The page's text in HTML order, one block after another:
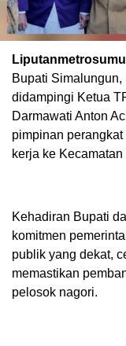
Bupati Simalungun,
didampingi Ketua
Darmawati Anton
pimpinan
kerja ke
Kehadiran Bupati
komitmen
publik yang dekat,
memastikan
pelosok nagori.